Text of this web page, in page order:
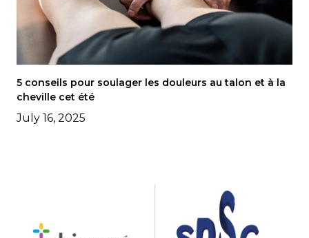
5 conseils pour soulager les douleurs au talon et à la
cheville cet été
July 16, 2025